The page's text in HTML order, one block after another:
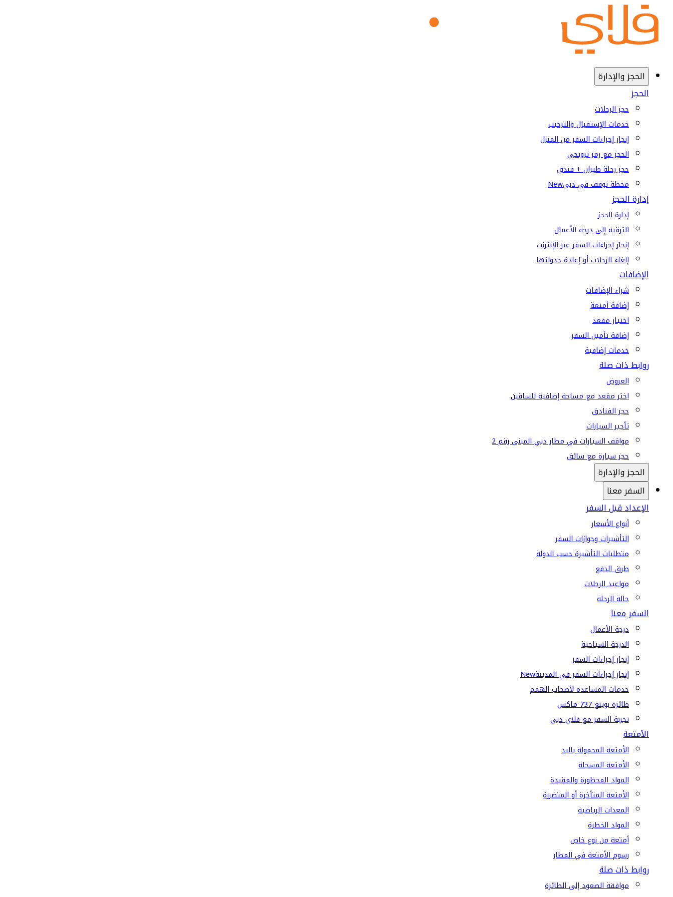
الحجز والإدارة
الحجز
حجز الرحلات
خدمات الإستقبال والترحيب
إنجاز إجراءات السفر من المنزل
الحجز مع رمز ترويجي
حجز رحلة طيران + فندق
محطة توقف في دبيNew
إدارة الحجز
إدارة الحجز
الترقية إلى درجة الأعمال
إنجاز إجراءات السفر عبر الإنترنت
إلغاء الرحلات أو إعادة جدولتها
الإضافات
شراء الإضافات
إضافة أمتعة
اختيار مقعد
إضافة تأمين السفر
خدمات إضافية
روابط ذات صلة
العروض
اختر مقعد مع مساحة إضافية للساقين
حجز الفنادق
تأجير السيارات
مواقف السيارات في مطار دبي المبنى رقم 2
حجز سيارة مع سائق
الحجز والإدارة
السفر معنا
الإعداد قبل السفر
أنواع الأسعار
التأشيرات وجوازات السفر
متطلبات التأشيرة حسب الدولة
طرق الدفع
مواعيد الرحلات
حالة الرحلة
السفر معنا
درجة الأعمال
الدرجة السياحية
إنجاز إجراءات السفر
إنجاز إجراءات السفر في المدينةNew
خدمات المساعدة لأصحاب الهمم
طائرة بوينغ 737 ماكس
تجربة السفر مع فلاي دبي
الأمتعة
الأمتعة المحمولة باليد
الأمتعة المسجلة
المواد المحظورة والمقيدة
الأمتعة المتأخرة أو المتضررة
المعدات الرياضية
المواد الخطرة
أمتعة من نوع خاص
رسوم الأمتعة في المطار
روابط ذات صلة
موافقة الصعود إلى الطائرة